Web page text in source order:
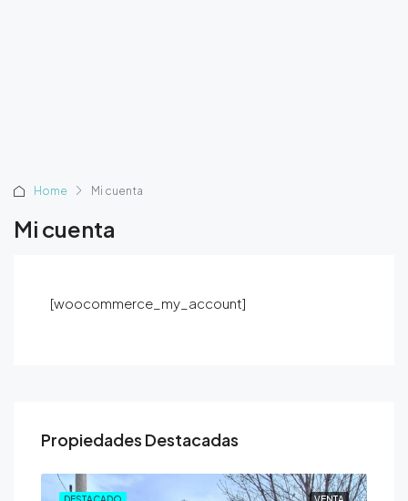
Home Mi cuenta
Mi cuenta
[woocommerce_my_account]
Propiedades Destacadas